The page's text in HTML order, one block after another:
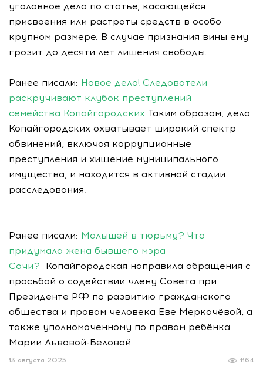
уголовное дело по статье, касающейся
присвоения или растраты средств в особо
крупном размере. В случае признания вины ему
грозит до десяти лет лишения свободы.
Ранее писали: Новое дело! Следователи
раскручивают клубок преступлений
семейства Копайгородских Таким образом, дело
Копайгородских охватывает широкий спектр
обвинений, включая коррупционные
преступления и хищение муниципального
имущества, и находится в активной стадии
расследования.
Ранее писали: Малышей в тюрьму? Что
придумала жена бывшего мэра
Сочи? Копайгородская направила обращения с
просьбой о содействии члену Совета при
Президенте РФ по развитию гражданского
общества и правам человека Еве Меркачёвой, а
также уполномоченному по правам ребёнка
Марии Львовой-Беловой.
1164
13 августа 2025